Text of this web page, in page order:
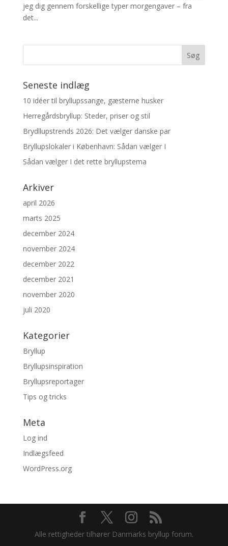
jeg dig gennem forskellige typer morgengaver – fra
det...
Seneste indlæg
10 idéer til bryllupssange, gæsterne husker
Herregårdsbryllup: Steder, priser og stil
Brydllupstrends 2026: Det vælger danske par
Bryllupslokaler i København: Sådan vælger I
Sådan vælger I det rette bryllupstema
Arkiver
april 2026
marts 2025
december 2024
november 2024
december 2022
december 2021
november 2020
juli 2020
Kategorier
Bryllup
Bryllupsinspiration
Bryllupsreportager
Tips og tricks
Meta
Log ind
Indlægsfeed
WordPress.org
Alle rettigheder tilhører Danmarks bryllup forum.